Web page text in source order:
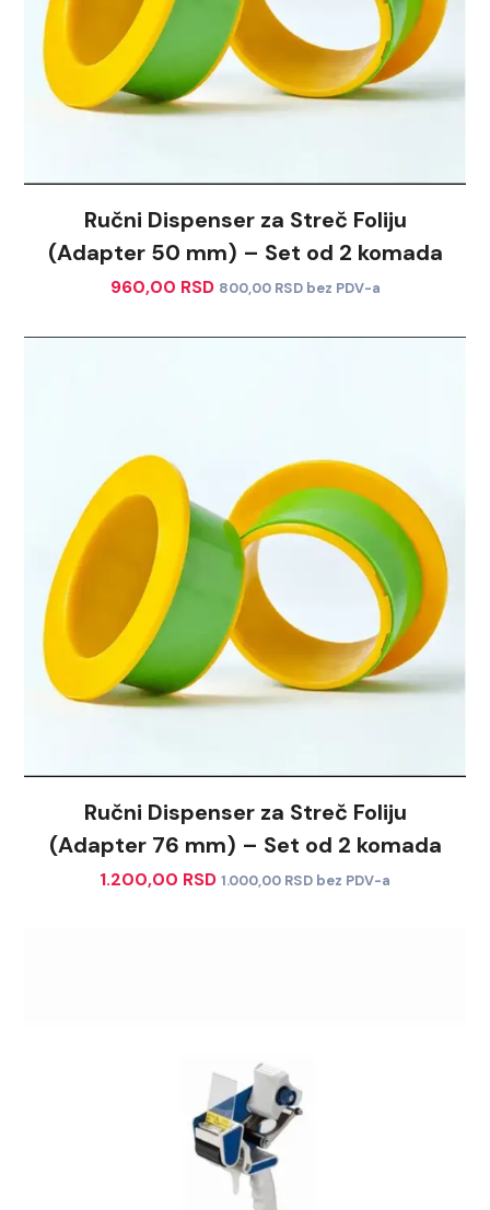
Ručni Dispenser za Streč Foliju
(Adapter 50 mm) – Set od 2 komada
960,00 RSD 800,00 RSDbez PDV-a
Ručni Dispenser za Streč Foliju
(Adapter 76 mm) – Set od 2 komada
1.200,00 RSD 1.000,00 RSD bez PDV-a